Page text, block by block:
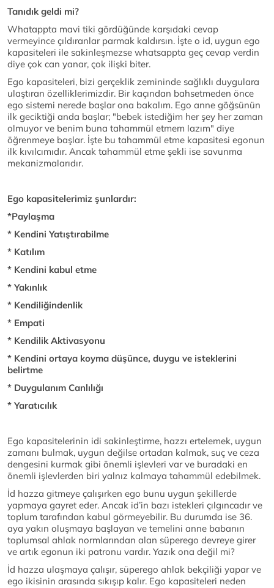
Tanıdık geldi mi?
Whatappta mavi tiki gördüğünde karşıdaki cevap
vermeyince çıldıranlar parmak kaldırsın. İşte o id, uygun ego
kapasiteleri ile sakinleşmezse whatsappta geç cevap verdin
diye çok can yanar, çok ilişki biter.
Ego kapasiteleri, bizi gerçeklik zemininde sağlıklı duygulara
ulaştıran özelliklerimizdir. Bir kaçından bahsetmeden önce
ego sistemi nerede başlar ona bakalım. Ego anne göğsünün
ilk geciktiği anda başlar; "bebek istediğim her şey her zaman
olmuyor ve benim buna tahammül etmem lazım" diye
öğrenmeye başlar. İşte bu tahammül etme kapasitesi egonun
ilk kıvılcımıdır. Ancak tahammül etme şekli ise savunma
mekanizmalarıdır.
Ego kapasitelerimiz şunlardır:
*Paylaşma
* Kendini Yatıştırabilme
* Katılım
* Kendini kabul etme
* Yakınlık
* Kendiliğindenlik
* Empati
* Kendilik Aktivasyonu
* Kendini ortaya koyma düşünce, duygu ve isteklerini
belirtme
* Duygulanım Canlılığı
* Yaratıcılık
Ego kapasitelerinin idi sakinleştirme, hazzı ertelemek, uygun
zamanı bulmak, uygun değilse ortadan kalmak, suç ve ceza
dengesini kurmak gibi önemli işlevleri var ve buradaki en
önemli işlevlerden biri yalnız kalmaya tahammül edebilmek.
İd hazza gitmeye çalışırken ego bunu uygun şekillerde
yapmaya gayret eder. Ancak id’in bazı istekleri çılgıncadır ve
toplum tarafından kabul görmeyebilir. Bu durumda ise 36.
aya yakın oluşmaya başlayan ve temelini anne babanın
toplumsal ahlak normlarından alan süperego devreye girer
ve artık egonun iki patronu vardır. Yazık ona değil mi?
İd hazza ulaşmaya çalışır, süperego ahlak bekçiliği yapar ve
ego ikisinin arasında sıkışıp kalır. Ego kapasiteleri neden